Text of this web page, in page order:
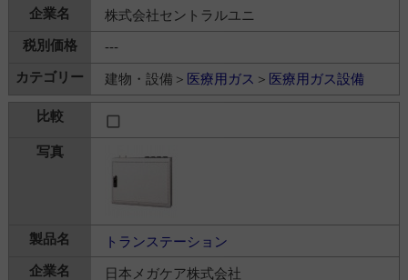
株式会社セントラルユニ
---
建物・設備＞ 医療用ガス ＞ 医療用ガス設備
トランステーション
日本メガケア株式会社